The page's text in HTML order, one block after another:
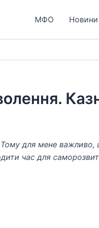
МФО Новини
Тому для мене
час для